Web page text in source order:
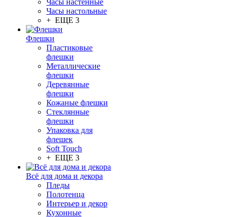
Часы настенные
Часы настольные
+ ЕЩЕ 3
Флешки
Пластиковые
флешки
Металлические
флешки
Деревянные
флешки
Кожаные флешки
Стеклянные
флешки
Упаковка для
флешек
Soft Touch
+ ЕЩЕ 3
Всё для дома и декора
Пледы
Полотенца
Интерьер и декор
Кухонные